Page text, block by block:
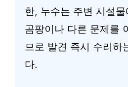
한, 누수는 주변 시설
곰팡이나 다른 문제를
므로 발견 즉시 수리하
다.